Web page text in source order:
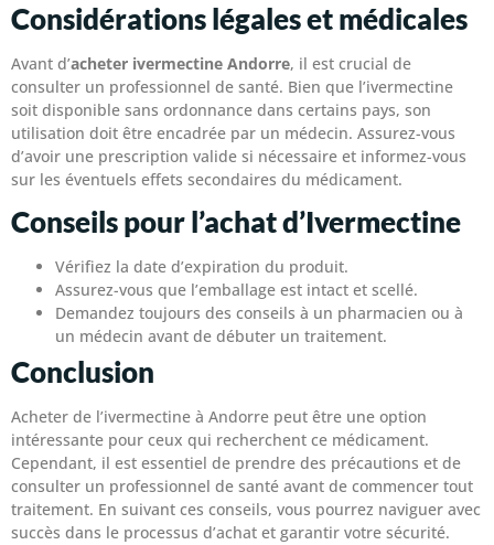
Considérations légales et médicales
Avant d’acheter ivermectine Andorre, il est crucial de
consulter un professionnel de santé. Bien que l’ivermectine
soit disponible sans ordonnance dans certains pays, son
utilisation doit être encadrée par un médecin. Assurez-vous
d’avoir une prescription valide si nécessaire et informez-vous
sur les éventuels effets secondaires du médicament.
Conseils pour l’achat d’Ivermectine
Vérifiez la date d’expiration du produit.
Assurez-vous que l’emballage est intact et scellé.
Demandez toujours des conseils à un pharmacien ou à
un médecin avant de débuter un traitement.
Conclusion
Acheter de l’ivermectine à Andorre peut être une option
intéressante pour ceux qui recherchent ce médicament.
Cependant, il est essentiel de prendre des précautions et de
consulter un professionnel de santé avant de commencer tout
traitement. En suivant ces conseils, vous pourrez naviguer avec
succès dans le processus d’achat et garantir votre sécurité.